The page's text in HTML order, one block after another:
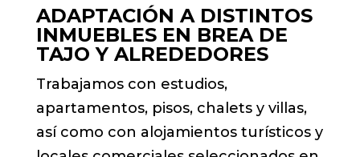
ADAPTACIÓN A DISTINTOS
INMUEBLES EN BREA DE
TAJO Y ALREDEDORES
Trabajamos con estudios,
apartamentos, pisos, chalets y villas,
así como con alojamientos turísticos y